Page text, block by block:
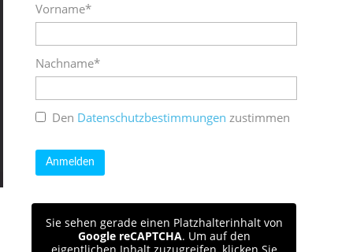
Vorname*
Nachname*
Den Datenschutzbestimmungen zustimmen
Sie sehen gerade einen Platzhalterinhalt von
Google reCAPTCHA. Um auf den